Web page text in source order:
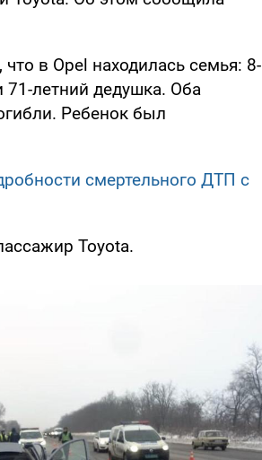
что в Opel находилась семья: 8-
71-летний дедушка. Оба
Ребенок был
смертельного ДТП с
Toyota.